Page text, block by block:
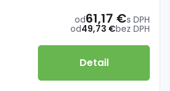
od49,73 €bez DPH
od61,17 €s DPH
Detail